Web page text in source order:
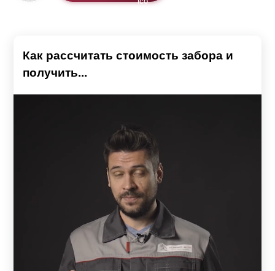
Как рассчитать стоимость забора и
получить...